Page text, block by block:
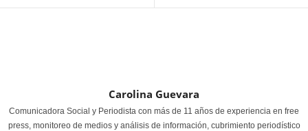
Carolina Guevara
Comunicadora Social y Periodista con más de 11 años de experiencia en free
press, monitoreo de medios y análisis de información, cubrimiento periodístico